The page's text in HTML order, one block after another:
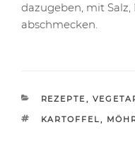
dazugeben, mit
abschmecken.
KATEGORIEN
REZEPTE ,
SCHLAGWÖRTER
KARTOFFEL ,